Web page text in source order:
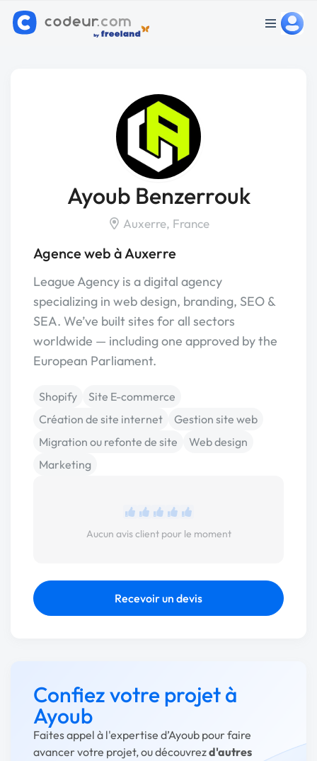
Ayoub Benzerrouk
Auxerre, France
Agence web à Auxerre
League Agency is a digital agency
specializing in web design, branding, SEO &
SEA. We’ve built sites for all sectors
worldwide — including one approved by the
European Parliament.
Shopify
Site E-commerce
Création de site internet
Gestion site web
Migration ou refonte de site
Web design
Marketing
Aucun avis client pour le moment
Recevoir un devis
Confiez votre projet à
Ayoub
Faites appel à l'expertise d’Ayoub pour faire
avancer votre projet, ou découvrezd'autres